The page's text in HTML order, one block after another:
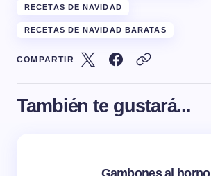
RECETAS DE NAVIDAD
RECETAS DE NAVIDAD BARATAS
COMPARTIR
También te gustará...
Gambones al horno